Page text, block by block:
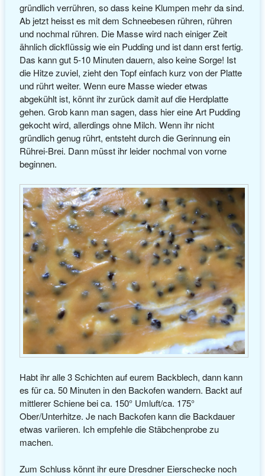
gründlich verrühren, so dass keine Klumpen mehr da sind.
Ab jetzt heisst es mit dem Schneebesen rühren, rühren
und nochmal rühren. Die Masse wird nach einiger Zeit
ähnlich dickflüssig wie ein Pudding und ist dann erst fertig.
Das kann gut 5-10 Minuten dauern, also keine Sorge! Ist
die Hitze zuviel, zieht den Topf einfach kurz von der Platte
und rührt weiter. Wenn eure Masse wieder etwas
abgekühlt ist, könnt ihr zurück damit auf die Herdplatte
gehen. Grob kann man sagen, dass hier eine Art Pudding
gekocht wird, allerdings ohne Milch. Wenn ihr nicht
gründlich genug rührt, entsteht durch die Gerinnung ein
Rührei-Brei. Dann müsst ihr leider nochmal von vorne
beginnen.
Habt ihr alle 3 Schichten auf eurem Backblech, dann kann
es für ca. 50 Minuten in den Backofen wandern. Backt auf
mittlerer Schiene bei ca. 150° Umluft/ca. 175°
Ober/Unterhitze. Je nach Backofen kann die Backdauer
etwas variieren. Ich empfehle die Stäbchenprobe zu
machen.
Zum Schluss könnt ihr eure Dresdner Eierschecke noch